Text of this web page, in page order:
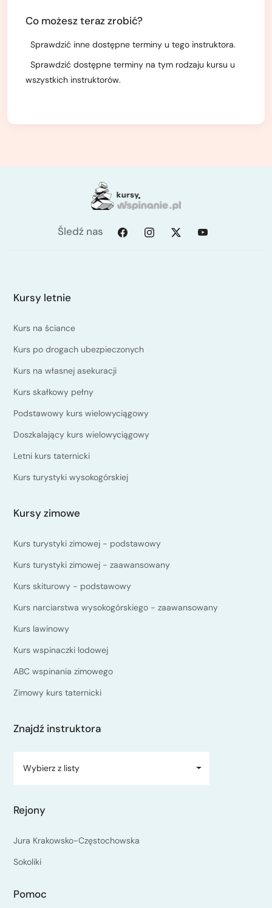
Co możesz teraz zrobić?
Sprawdzić inne dostępne terminy u tego instruktora.
Sprawdzić dostępne terminy na tym rodzaju kursu u
wszystkich instruktorów.
Śledź nas
Kursy letnie
Kurs na ściance
Kurs po drogach ubezpieczonych
Kurs na własnej asekuracji
Kurs skałkowy pełny
Podstawowy kurs wielowyciągowy
Doszkalający kurs wielowyciągowy
Letni kurs taternicki
Kurs turystyki wysokogórskiej
Kursy zimowe
Kurs turystyki zimowej - podstawowy
Kurs turystyki zimowej - zaawansowany
Kurs skiturowy - podstawowy
Kurs narciarstwa wysokogórskiego - zaawansowany
Kurs lawinowy
Kurs wspinaczki lodowej
ABC wspinania zimowego
Zimowy kurs taternicki
Znajdź instruktora
Wybierz z listy
Rejony
Jura Krakowsko-Częstochowska
Sokoliki
Pomoc